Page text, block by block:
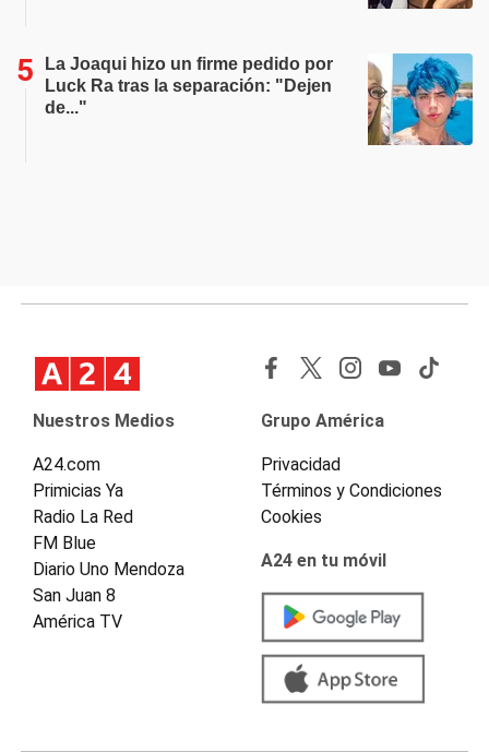
La Joaqui hizo un firme pedido por
Luck Ra tras la separación: "Dejen
de..."
Nuestros Medios
A24.com
Primicias Ya
Radio La Red
FM Blue
Diario Uno Mendoza
San Juan 8
América TV
Grupo América
Privacidad
Términos y Condiciones
Cookies
A24 en tu móvil